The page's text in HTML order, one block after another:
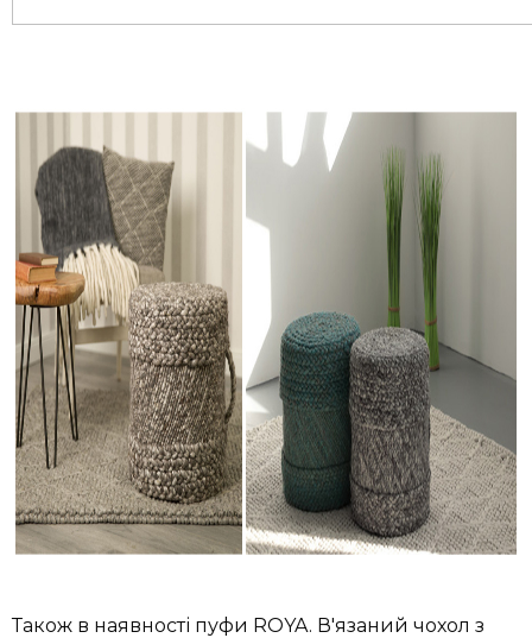
Також в наявності пуфи ROYA. В'язаний чохол з